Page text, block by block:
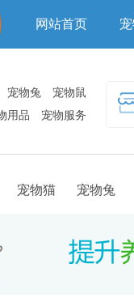
网站首页
宠物兔
宠物鼠
用品 宠物服务
宠物猫 宠物兔